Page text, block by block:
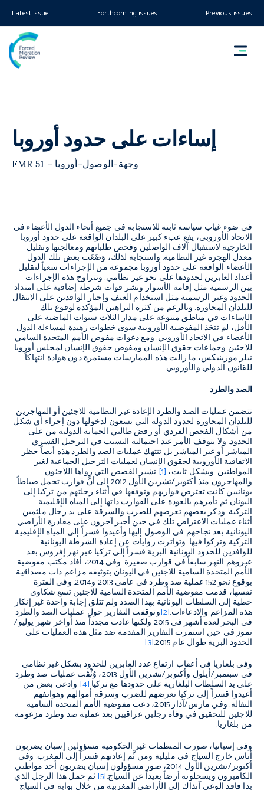
Latest issue Forthcoming issues Previous issues
إساءات على حدود أوروبا
FMR 51 – وجهة-الوصول-أوروبا
في ضوء غياب سياسة ثابتة للاستجابة في جميع أنحاء الدول الأعضاء في
الاتحاد الأوروبي، يقع عبء كبير على البلدان الواقعة على حدود أوروبا
الخارجية لاستقبال آلاف الواصلين وفحص طلباتهم ومعالجتها وتقليل
معدل الهجرة غير النظامية. واستجابة لذلك، وَضَعَت بعض تلك الدول
الأعضاء الواقعة على حدود أوروبا مجموعة من الإجراءات سعياً لتقليل
أعداد العابرين لحدودها على نحو غير نظامي. وتتراوح هذه الإجراءات
بين الرسمية مثل إقامة الأسوار ونشر قوات شرطة إضافية على امتداد
الحدود وغير الرسمية مثل استخدام العنف وإجبار الوافدين على الانتقال
للبلدان المجاورة. وبالرغم من كثرة البراهين المؤكدة لوقوع تلك
الإساءات في مناطق متنوعة على مدار الثلاث سنوات الماضية على
الأقل، لم تتخذ المفوضية الأوروبية سوى خطوات زهيدة لمساءلة الدول
الأعضاء في الاتحاد الأوروبي. ومع دعوات مفوض الأمم المتحدة السامي
للاجئين وجماعات حقوق الإنسان ومفوض حقوق الإنسان لمجلس أوروبا
نيلز موزينيكس، ما زالت هذه الممارسات مستمرة دون هوادة انتهاكاً
للقانون الدولي والأوروبي.
الصد والطرد
تتضمن عمليات الصد والطرد الإعادة غير النظامية للاجئين أو المهاجرين
للبلدان المجاورة لحدود الدولة التي يسعون لدخولها دون إجراء أي شكل
من أشكال الفحص الفردي أو رفض طالبي الحماية الدولية من على
الحدود. ولا يتوقف الأمر عند احتمالية التسبب في الترحيل القسري
المباشر أو غير المباشر بل تنتهك عمليات الصد والطرد هذه أيضاً حظر
الاتفاقية الأوروبية لحقوق الإنسان لعمليات الترحيل الجماعية لغير
المواطنين. وبشكل ثابت، [1] تشير القصص التي رواها اللاجئون
والمهاجرون منذ أكتوبر/تشرين الأول 2012 إلى أنَّ قوارب تحمل ضباطاً
يونانيين كانت تعترض قواربهم وتوقفها في أثناء رحلتهم من تركيا إلى
اليونان ثم تأمرهم بالعودة على القوارب ذاتها إلى المياه الإقليمية
التركية. وذكر بعضهم تعرضهم للضرب والسرقة على يد رجال ملثمين
أثناء عمليات الاعتراض تلك في حين أجبر آخرون على مغادرة الأراضي
اليونانية بعد نجاحهم في الوصول إليها وأعيدوا قسراً إلى المياه الإقليمية
التركية وتركوا فيها. وتواترت روايات عن إعادة الشرطة اليونانية
للوافدين للحدود اليونانية البرية قسراً إلى تركيا عبر نهر إفروس بعد
عبروهم النهر سابقاً في قوارب صغيرة. وفي 2014، أفاد مكتب مفوضية
الأمم المتحدة السامية للاجئين في اليونان بتوثيقه مزاعم ذات مصداقية
بوقوع نحو 152 عملية صد وطرد في عامي 2013 و2014. وفي الفترة
نفسها، قدمت مفوضية الأمم المتحدة السامية للاجئين تسع شكاوى
خطية إلى السلطات اليونانية بهذا الصدد ولم تتلق إجابة واحدة غير إنكار
هذه المزاعم والادعاءات.[2]وتوقفت التقارير حول عمليات الصد والطرد
في البحر لعدة أشهر في 2015 ولكنها عادت مجدداً منذ أواخر شهر يوليو/
تموز في حين استمرت التقارير المقدمة ضد مثل هذه العمليات على
الحدود البرية طوال عام 2015.
[3]
وفي بلغاريا في أعقاب ارتفاع عدد العابرين للحدود بشكل غير نظامي
في سبتمبر/أيلول وأكتوبر/تشرين الأول 2013، وُثِّقَت عمليات صد وطرد
على يد السلطات البلغارية على حدودها مع تركيا.[4] وادعى بعض من
أعيدوا قسراً إلى تركيا تعرضهم للضرب وسرقة أموالهم وهواتفهم
النقالة. وفي مارس/آذار 2015، دعت مفوضية الأمم المتحدة السامية
للاجئين للتحقيق في وفاة رجلين عراقيين بعد عملية صد وطرد مزعومة
من بلغاريا.
وفي إسبانيا، صورت المنظمات غير الحكومية مسؤولين إسبان يضربون
أناس خارج السياج في مليلية ومن ثَّم إعادتهم قسراً إلى المغرب. وفي
أكتوبر/تشرين الأول 2014، صور مسؤولون إسبان يضربون أحد مواطني
الكاميرون ويسحلونه أرضاً بعيداً عن السياج.[5]ثم حمل هذا الرجل الذي
بدا فاقد الوعي آنذاك إلى الأراضي المغربية من خلال بوابة في السياج